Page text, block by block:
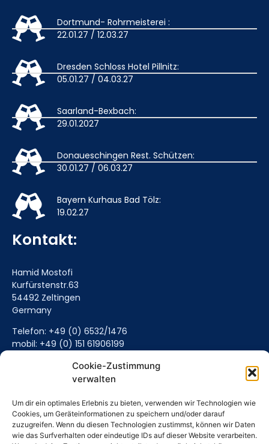
Cookie-Zustimmung
verwalten
Um dir ein optimales Erlebnis zu bieten, verwenden wir Technologien wie
Cookies, um Geräteinformationen zu speichern und/oder darauf
zuzugreifen. Wenn du diesen Technologien zustimmst, können wir Daten
wie das Surfverhalten oder eindeutige IDs auf dieser Website verarbeiten.
Dortmund- Rohrmeisterei :
22.01.27 / 12.03.27
Dresden Schloss Hotel Pillnitz:
05.01.27 / 04.03.27
Saarland-Bexbach:
29.01.2027
Donaueschingen Rest. Schützen:
30.01.27 / 06.03.27
Bayern Kurhaus Bad Tölz:
19.02.27
Kontakt:
Hamid Mostofi
Kurfürstenstr.63
54492 Zeltingen
Germany
Telefon: +49 (0) 6532/1476
mobil: +49 (0) 151 61906199